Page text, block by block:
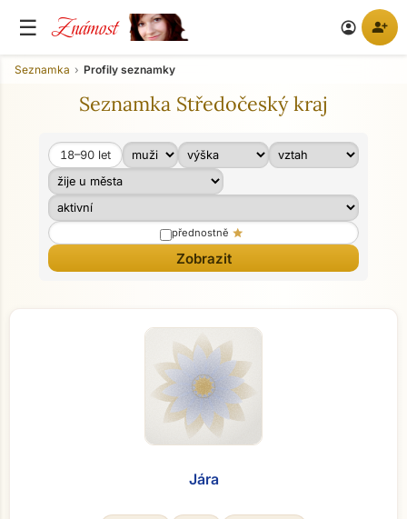
☰ Známost account_circle person_add
Seznamka Profily seznamky
Seznamka Středočeský kraj
Věk od
Věk do
18–90 let
přednostně star
Jára